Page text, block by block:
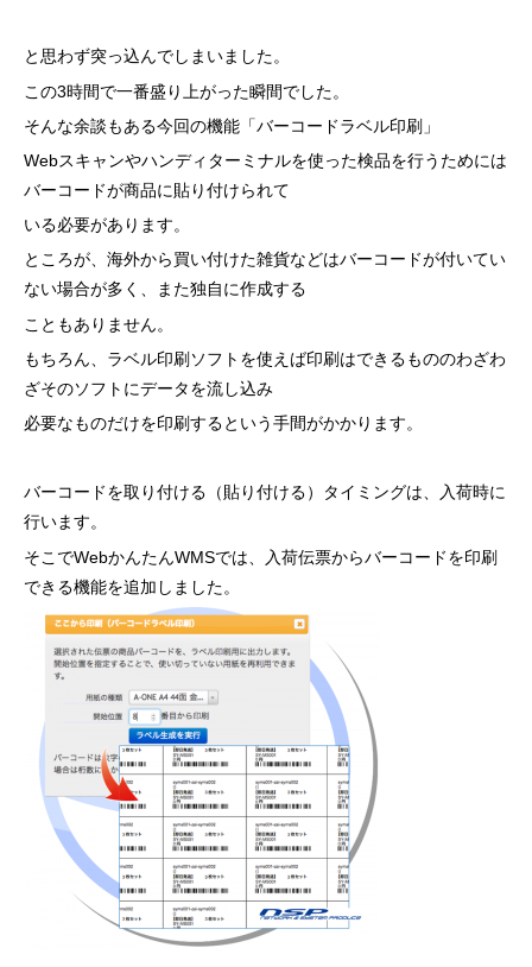
と思わず突っ込んでしまいました。
この3時間で一番盛り上がった瞬間でした。
そんな余談もある今回の機能「バーコードラベル印刷」
Webスキャンやハンディターミナルを使った検品を行うためには
バーコードが商品に貼り付けられて
いる必要があります。
ところが、海外から買い付けた雑貨などはバーコードが付いてい
ない場合が多く、また独自に作成する
こともありません。
もちろん、ラベル印刷ソフトを使えば印刷はできるもののわざわ
ざそのソフトにデータを流し込み
必要なものだけを印刷するという手間がかかります。
バーコードを取り付ける（貼り付ける）タイミングは、入荷時に
行います。
そこでWebかんたんWMSでは、入荷伝票からバーコードを印刷
できる機能を追加しました。